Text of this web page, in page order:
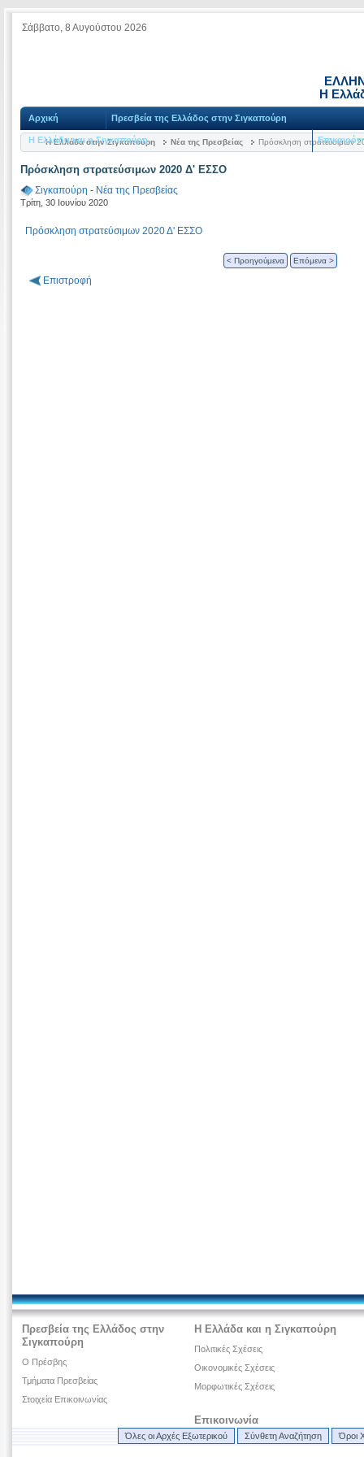
Σάββατο, 8 Αυγούστου 2026
Η
Αρχική Πρεσβεία της Ελλάδος στην Σιγκαπούρη
Η Ελλάδα και η Σιγκαπούρη
Η Ελλάδα στην Σιγκαπούρη Νέα της Πρεσβείας Πρόσκληση στρατεύσιμων
Πρόσκληση στρατεύσιμων 2020 Δ' ΕΣΣΟ
Σιγκαπούρη - Νέα της Πρεσβείας
Τρίτη, 30 Ιουνίου 2020
Πρόσκληση στρατεύσιμων 2020 Δ' ΕΣΣΟ
< Προηγούμενα Επόμενα >
Επιστροφή
Πρεσβεία της Ελλάδος στην
Σιγκαπούρη
O Πρέσβης
Τμήματα Πρεσβείας
Στοιχεία Επικοινωνίας
Η Ελλάδα και η Σιγκαπούρη
Πολιτικές Σχέσεις
Οικονομικές Σχέσεις
Μορφωτικές Σχέσεις
Επικοινωνία
Όλες οι Αρχές Εξωτερικού Σύνθετη Αναζήτηση Όροι